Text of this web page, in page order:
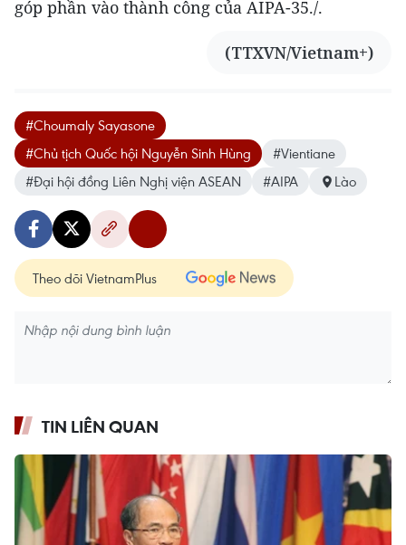
góp phần vào thành công của AIPA-35./.
(TTXVN/Vietnam+)
#Choumaly Sayasone
#Chủ tịch Quốc hội Nguyễn Sinh Hùng
#Vientiane
#Đại hội đồng Liên Nghị viện ASEAN
#AIPA Lào
Theo dõi VietnamPlus
TIN LIÊN QUAN